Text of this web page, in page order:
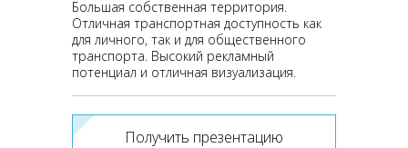
Большая собственная территория.
Отличная транспортная доступность как
для личного, так и для общественного
транспорта. Высокий рекламный
потенциал и отличная визуализация.
Получить презентацию